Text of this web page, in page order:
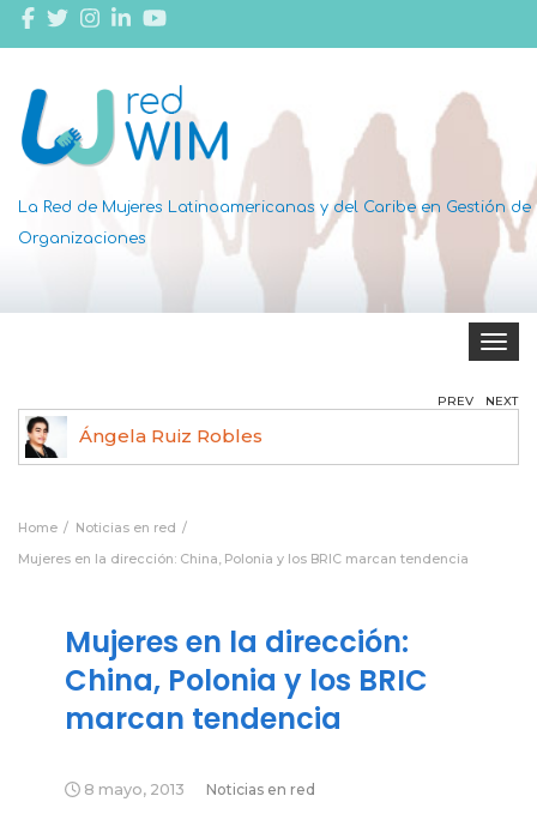
La Red de Mujeres Latinoamericanas y del Caribe en Gestión de
Organizaciones
Toggle
Ángela Ruiz Robles
PREV NEXT
Home
Noticias en red
Mujeres en la dirección: China, Polonia y los BRIC marcan tendencia
Mujeres en la dirección:
China, Polonia y los BRIC
marcan tendencia
8 mayo, 2013 Noticias en red